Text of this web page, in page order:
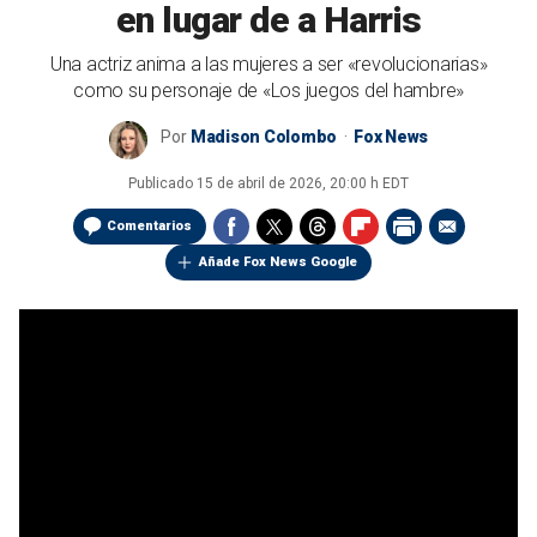
en lugar de a Harris
Una actriz anima a las mujeres a ser «revolucionarias»
como su personaje de «Los juegos del hambre»
Por Madison Colombo Fox News
Publicado 15 de abril de 2026, 20:00 h EDT
Comentarios
Añade Fox News Google